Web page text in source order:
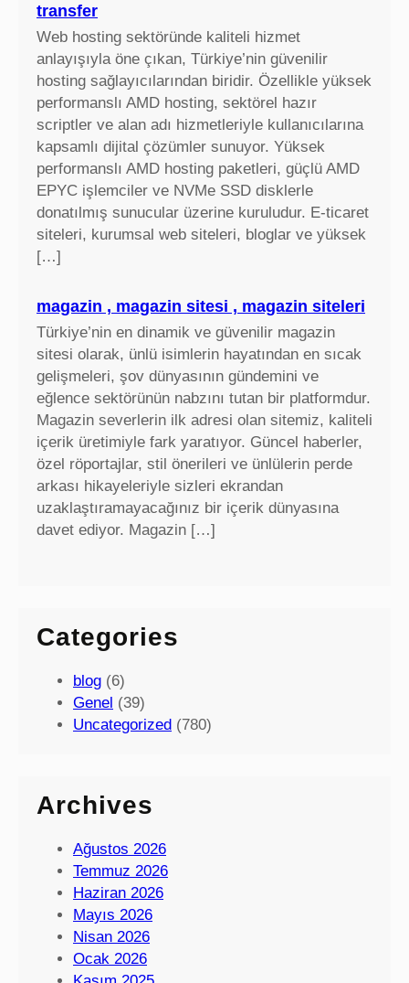
transfer
Web hosting sektöründe kaliteli hizmet
anlayışıyla öne çıkan, Türkiye’nin güvenilir
hosting sağlayıcılarından biridir. Özellikle yüksek
performanslı AMD hosting, sektörel hazır
scriptler ve alan adı hizmetleriyle kullanıcılarına
kapsamlı dijital çözümler sunuyor. Yüksek
performanslı AMD hosting paketleri, güçlü AMD
EPYC işlemciler ve NVMe SSD disklerle
donatılmış sunucular üzerine kuruludur. E-ticaret
siteleri, kurumsal web siteleri, bloglar ve yüksek
[…]
magazin , magazin sitesi , magazin siteleri
Türkiye’nin en dinamik ve güvenilir magazin
sitesi olarak, ünlü isimlerin hayatından en sıcak
gelişmeleri, şov dünyasının gündemini ve
eğlence sektörünün nabzını tutan bir platformdur.
Magazin severlerin ilk adresi olan sitemiz, kaliteli
içerik üretimiyle fark yaratıyor. Güncel haberler,
özel röportajlar, stil önerileri ve ünlülerin perde
arkası hikayeleriyle sizleri ekrandan
uzaklaştıramayacağınız bir içerik dünyasına
davet ediyor. Magazin […]
Categories
blog (6)
Genel (39)
Uncategorized (780)
Archives
Ağustos 2026
Temmuz 2026
Haziran 2026
Mayıs 2026
Nisan 2026
Ocak 2026